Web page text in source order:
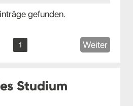
gefunden.
1 Weiter
Studium